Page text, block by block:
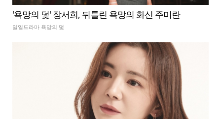
'욕망의 덫' 장서희, 뒤틀린 욕망의 화신 주미란
일일드라마 욕망의 덫